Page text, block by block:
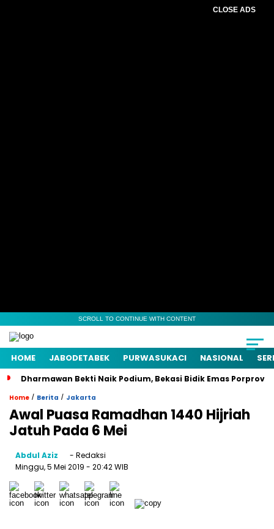
CLOSE ADS
SCROLL TO CONTINUE WITH CONTENT
HOME JABODETABEK PURWASUKACI NASIONAL
Dharmawan Bekti Naik Podium, Bekasi Bidik Emas Porprov
Home / Berita / Jakarta
Awal Puasa Ramadhan 1440 Hijriah
Jatuh Pada 6 Mei
Abdul Aziz
- Redaksi
Minggu, 5 Mei 2019 - 20:42 WIB